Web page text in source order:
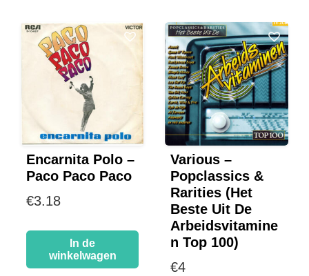
Encarnita Polo –
Paco Paco Paco
€3.18
In de
winkelwagen
Various –
Popclassics &
Rarities (Het
Beste Uit De
Arbeidsvitamine
n Top 100)
€4